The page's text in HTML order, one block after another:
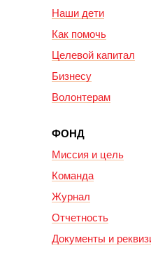
Наши дети
Как помочь
Целевой капитал
Бизнесу
Волонтерам
ФОНД
Миссия и цель
Команда
Журнал
Отчетность
Документы и